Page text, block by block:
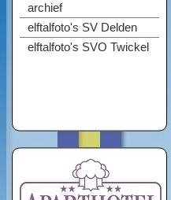
archief
elftalfoto's SV Delden
elftalfoto's SVO Twickel